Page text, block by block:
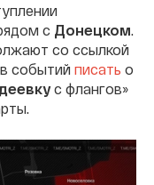
с Донецком
со ссылкой
событий писать о
с флангов»